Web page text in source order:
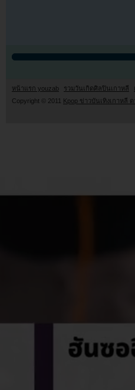
หน้าแรก youzab รวมวันเกิดศิลปินเกาหลี
Copyright © 2011 Kpop ข่าวบันเทิงเกาหลี